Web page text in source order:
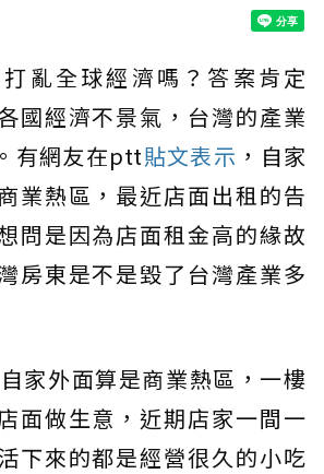
亂全球經濟嗎？答案肯定
國經濟不景氣，台灣的產業
有網友在ptt貼文表示 ，自家
業熱區，最近店面出租的告
問是因為店面租金高的緣故
房東是不是毀了台灣產業多
家外面算是商業熱區，一樓
面做生意，近期店家一間一
下來的都是經營很久的小吃